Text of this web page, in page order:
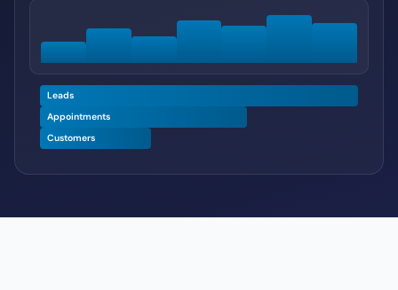
Leads
Appointments
Customers